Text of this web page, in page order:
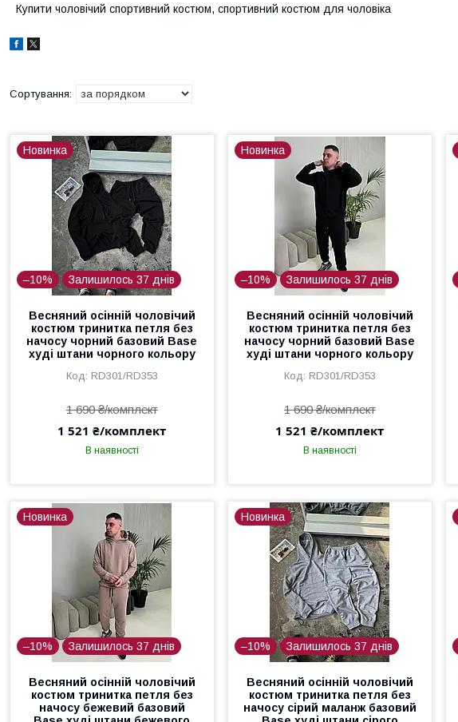
Купити чоловічий спортивний костюм, спортивний костюм для чоловіка
Новинка
–10% Залишилось 37 днів
Весняний осінній чоловічий
костюм тринитка петля без
начосу чорний базовий Base
худі штани чорного кольору
RD301/RD353
1 690 ₴/комплект
1 521 ₴/комплект
В наявності
Новинка
–10% Залишилось 37 днів
Весняний осінній чоловічий
костюм тринитка петля без
начосу чорний базовий Base
худі штани чорного кольору
RD301/RD353
1 690 ₴/комплект
1 521 ₴/комплект
В наявності
Новинка
–10% Залишилось 37 днів
Весняний осінній чоловічий
костюм тринитка петля без
начосу бежевий базовий
Новинка
–10% Залишилось 37 днів
Весняний осінній чоловічий
костюм тринитка петля без
начосу сірий маланж базовий